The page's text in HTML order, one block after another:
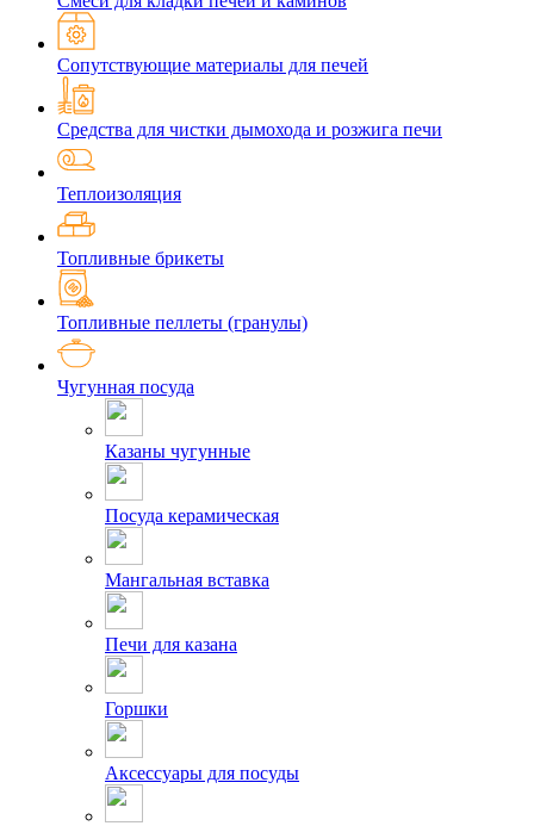
Сопутствующие материалы для печей
Средства для чистки дымохода и розжига печи
Теплоизоляция
Топливные брикеты
Топливные пеллеты (гранулы)
Чугунная посуда
Казаны чугунные
Посуда керамическая
Мангальная вставка
Печи для казана
Горшки
Аксессуары для посуды